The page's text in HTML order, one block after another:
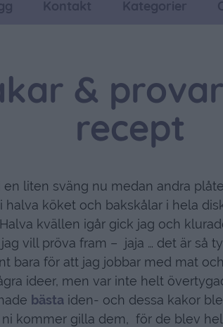
Kontakt Kategorier
&
recept
en liten sväng nu medan andra
halva köket och bakskålar i hela
Halva kvällen igår gick jag och
vill pröva fram – jaja … det är så
bara för att jag jobbar med mat
ideer, men var inte helt
bästaiden- och dessa kakor
ni kommer gilla dem, för de blev